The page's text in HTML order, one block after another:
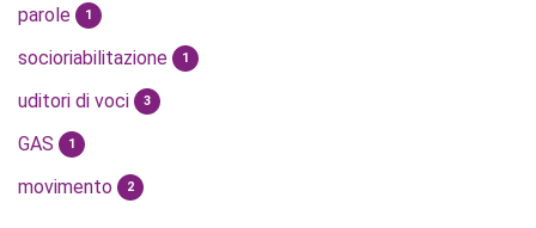
parole 1
socioriabilitazione 1
uditori di voci 3
GAS 1
movimento 2